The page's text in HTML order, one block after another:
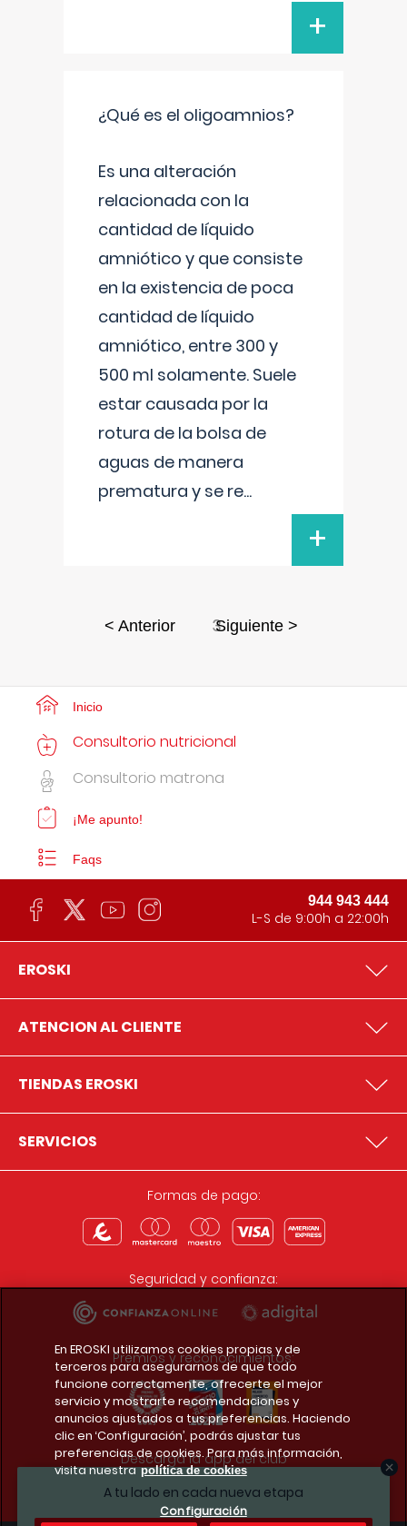
+
¿Qué es el oligoamnios?
Es una alteración
relacionada con la
cantidad de líquido
amniótico y que consiste
en la existencia de poca
cantidad de líquido
amniótico, entre 300 y
500 ml solamente. Suele
estar causada por la
rotura de la bolsa de
aguas de manera
prematura y se re...
+
< Anterior 3Siguiente >
A tu lado en cada nueva etapa
Inicio
Consultorio nutricional
Consultorio matrona
¡Me apunto!
Faqs
944 943 444
L-S de 9:00h a 22:00h
EROSKI
ATENCION AL CLIENTE
TIENDAS EROSKI
SERVICIOS
Formas de pago:
Seguridad y confianza:
Premios y reconocimientos:
Descarga la app del club
En EROSKI utilizamos cookies propias y de
terceros para asegurarnos de que todo
funcione correctamente, ofrecerte el mejor
servicio y mostrarte recomendaciones y
anuncios ajustados a tus preferencias. Haciendo
clic en ‘Configuración’, podrás ajustar tus
preferencias de cookies. Para más información,
visita nuestra política de cookies
Configuración